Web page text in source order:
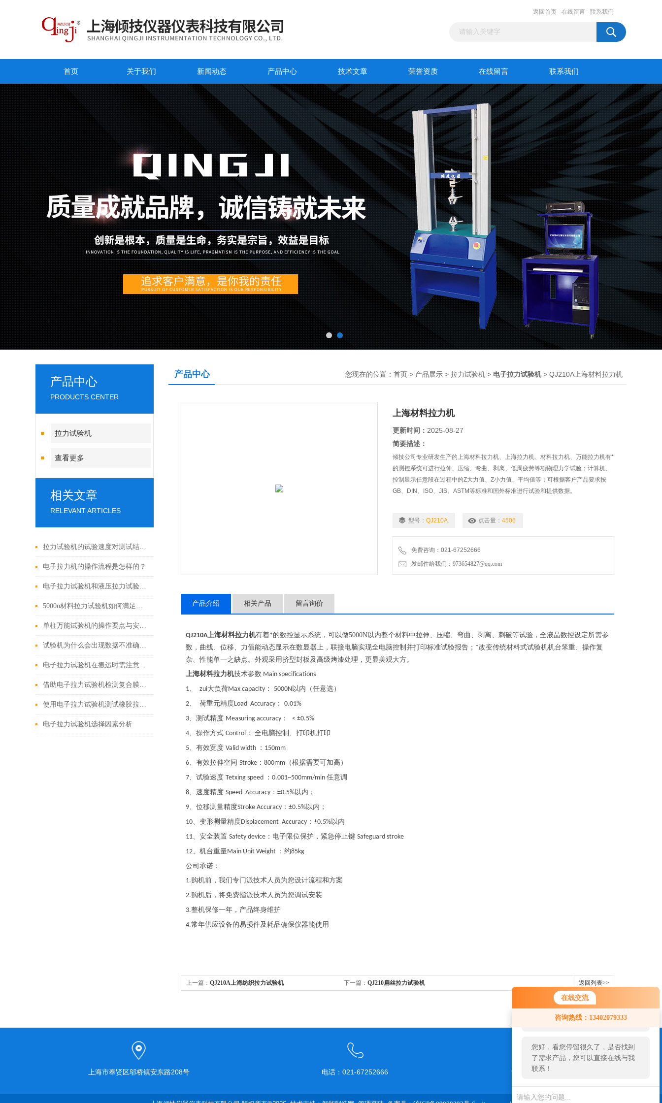
在线交流
咨询热线：13402079333
您好！欢迎前来咨询，很高兴为您
服务，请问您要咨询什么问题呢？
您好，看您停留很久了，是否找到
了需求产品，您可以直接在线与我
联系！
返回首页 在线留言 联系我们
首页 关于我们 新闻动态 产品中心 技术文章 荣誉资质 在线留言 联系我们
产品中心
PRODUCTS CENTER
拉力试验机
查看更多
相关文章
RELEVANT ARTICLES
拉力试验机的试验速度对测试结果有哪些影响？
电子拉力机的操作流程是怎样的？
电子拉力试验机和液压拉力试验机的精度哪个更高？
5000n材料拉力试验机如何满足材料测试需求？
单柱万能试验机的操作要点与安全注意事项
试验机为什么会出现数据不准确的问题
电子拉力试验机在搬运时需注意哪些问题
借助电子拉力试验机检测复合膜印刷油墨的复合牢度
使用电子拉力试验机测试橡胶拉伸性能
电子拉力试验机选择因素分析
产品中心 您现在的位置： 首页 > 产品展示 > 拉力试验机 > 电子拉力试验机> QJ210A上海材料拉力机
上海材料拉力机
更新时间： 2025-08-27
简要描述：
倾技公司专业研发生产的上海材料拉力机、上海拉力机、材料拉力机、万能拉力机有*
的测控系统可进行拉伸、压缩、弯曲、剥离、低周疲劳等项物理力学试验；计算机、
控制显示任意段在过程中的Z大力值、Z小力值、平均值等；可根据客户产品要求按
GB、DIN、ISO、JIS、ASTM等标准和国外标准进行试验和提供数据。
型号： QJ210A 点击量： 4506
免费咨询：021-67252666
发邮件给我们：973654827@qq.com
产品介绍 相关产品 留言询价
QJ210A上海材料拉力机有着*的数控显示系统， 可以做5000N以内整个材料中拉伸、压缩、 弯曲、剥离、刺破等试验，全液晶数控设定所需参
数，曲线、位移、力值能动态显示在数显器上，联接电脑实现全电脑控制并打印标准试验报告； *改变传统材料式试验机机台笨重、操作复
杂、性能单一之缺点。外观采用挤型封板及高级烤漆处理，更显美观大方。
上海材料拉力机技术参数 Main specifications
1、 zui大负荷Max capacity ： 5000N 以内（任意选）
2、 荷重元精度Load Accuracy ： 0.01%
3、测试精度 Measuring accuracy ： < ±0.5%
4、操作方式 Control ： 全电脑控制、打印机打印
5、有效宽度 Valid width ： 150mm
6、有效拉伸空间 Stroke ： 800mm （根据需要可加高）
7、试验速度 Tetxing speed ： 0.001~500mm/min 任意调
8、速度精度 Speed Accuracy ： ±0.5%以内；
9、位移测量精度Stroke Accuracy ： ±0.5%以内；
10、变形测量精度Displacement Accuracy ： ±0.5%以内
11、安全装置 Safety device ：电子限位保护，紧急停止键 Safeguard stroke
12、机台重量Main Unit Weight ：约85kg
公司承诺：
1.购机前，我们专门派技术人员为您设计流程和方案
2.购机后，将免费指派技术人员为您调试安装
3.整机保修一年，产品终身维护
4.常年供应设备的易损件及耗品确保仪器能使用
上一篇： QJ210A上海纺织拉力试验机 下一篇： QJ210扁丝拉力试验机 返回列表>>
上海市奉贤区邬桥镇安东路208号 电话：021-67252666 973654827@qq.com